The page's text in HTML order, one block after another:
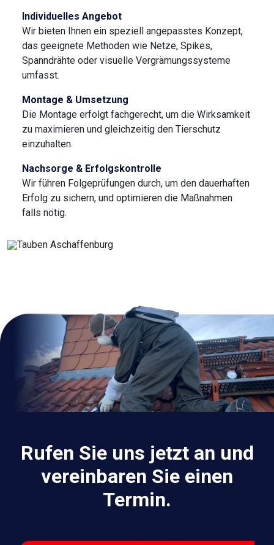
Individuelles Angebot
Wir bieten Ihnen ein speziell angepasstes Konzept,
das geeignete Methoden wie Netze, Spikes,
Spanndrähte oder visuelle Vergrämungssysteme
umfasst.
Montage & Umsetzung
Die Montage erfolgt fachgerecht, um die Wirksamkeit
zu maximieren und gleichzeitig den Tierschutz
einzuhalten.
Nachsorge & Erfolgskontrolle
Wir führen Folgeprüfungen durch, um den dauerhaften
Erfolg zu sichern, und optimieren die Maßnahmen
falls nötig.
Rufen Sie uns jetzt an und
vereinbaren Sie einen
Termin.